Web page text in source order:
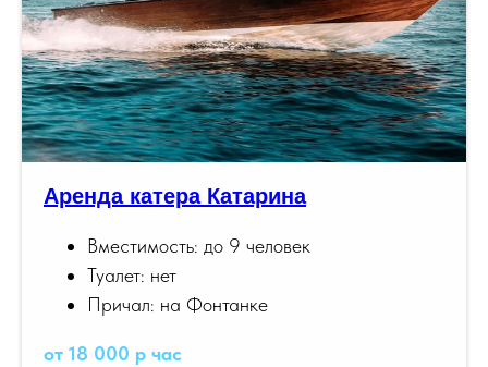
Аренда катера Катарина
Вместимость: до 9 человек
Туалет: нет
Причал: на Фонтанке
от 18 000 р час